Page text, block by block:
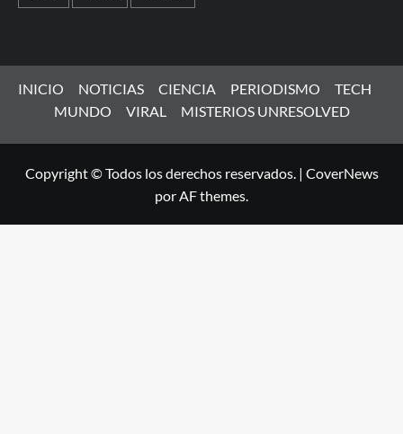
INICIO NOTICIAS CIENCIA PERIODISMO
TECH
MUNDO
VIRAL MISTERIOS UNRESOLVED
Copyright © Todos los derechos reservados. | CoverNews
por AF themes.